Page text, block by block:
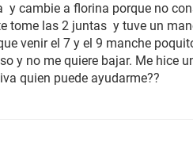
y cambie a florina porque no
tome las 2 juntas y tuve un
venir el 7 y el 9 manche
y no me quiere bajar. Me hice
quien puede ayudarme??